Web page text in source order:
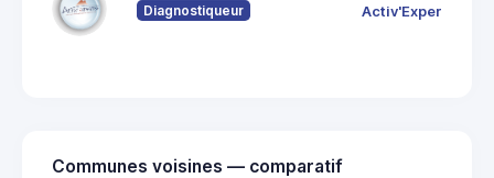
Diagnostiqueur Activ'Expertise
Communes voisines — comparatif